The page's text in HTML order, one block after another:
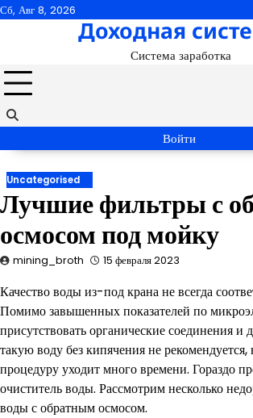
Перейти
Сб, Авг 8, 2026
Доходная
Система заработка
Войти
Uncategorised
Лучшие фильтры с
осмосом под мойку
mining_broth 15 февраля 2023
Качество воды из-под крана не всегда
Помимо завышенных показателей по
присутствовать органические соединения и
такую воду без кипячения не рекомендуется,
процедуру уходит много времени. Гораздо
очиститель воды. Рассмотрим несколько
воды с обратным осмосом.